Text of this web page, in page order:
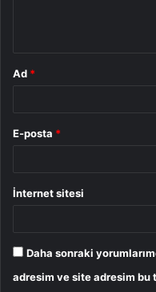
Ad *
E-posta *
İnternet sitesi
Daha sonraki
adresim ve site adresim bu